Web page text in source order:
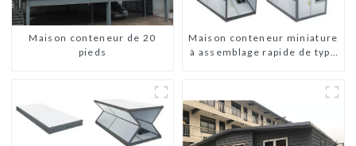
Maison conteneur de 20
pieds
Maison conteneur miniature
à assemblage rapide de type